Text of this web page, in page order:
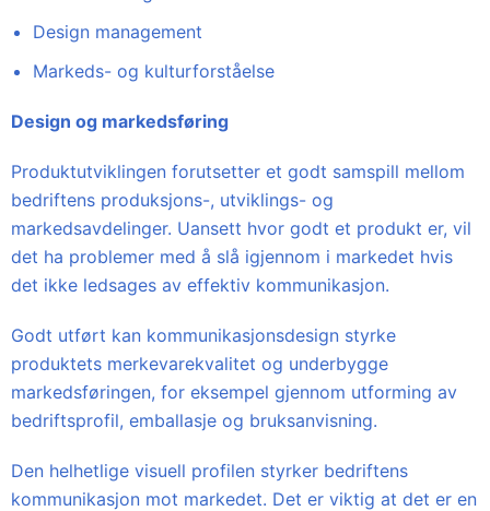
Design management
Markeds- og kulturforståelse
Design og markedsføring
Produktutviklingen forutsetter et godt samspill mellom
bedriftens produksjons-, utviklings- og
markedsavdelinger. Uansett hvor godt et produkt er, vil
det ha problemer med å slå igjennom i markedet hvis
det ikke ledsages av effektiv kommunikasjon.
Godt utført kan kommunikasjonsdesign styrke
produktets merkevarekvalitet og underbygge
markedsføringen, for eksempel gjennom utforming av
bedriftsprofil, emballasje og bruksanvisning.
Den helhetlige visuell profilen styrker bedriftens
kommunikasjon mot markedet. Det er viktig at det er en